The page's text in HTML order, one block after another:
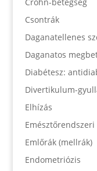
Csontrák
Daganatellenes
Daganatos
Diabétesz:
Divertikulum-
Elhízás
Emésztőrendszeri
Emlőrák (mellrák)
Endometriózis